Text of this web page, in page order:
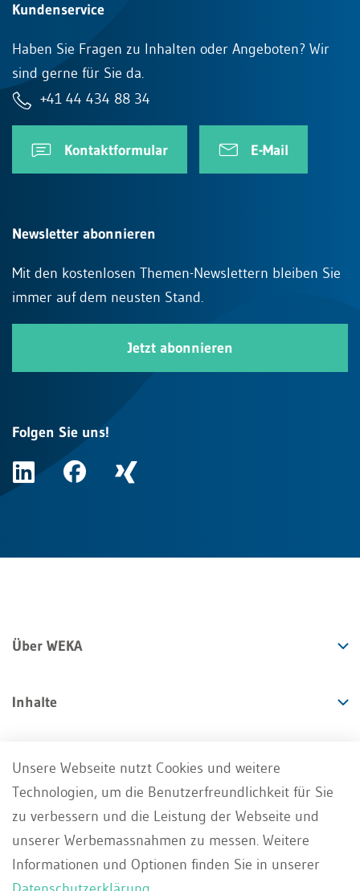
Kundenservice
Haben Sie Fragen zu Inhalten oder Angeboten? Wir
sind gerne für Sie da.
+41 44 434 88 34
Kontaktformular E-Mail
Newsletter abonnieren
Mit den kostenlosen Themen-Newslettern bleiben Sie
immer auf dem neusten Stand.
Jetzt abonnieren
Folgen Sie uns!
Über WEKA
Inhalte
Angebote
Services
Unsere Webseite nutzt Cookies und weitere
Technologien, um die Benutzerfreundlichkeit für Sie
zu verbessern und die Leistung der Webseite und
unserer Werbemassnahmen zu messen. Weitere
Informationen und Optionen finden Sie in unserer